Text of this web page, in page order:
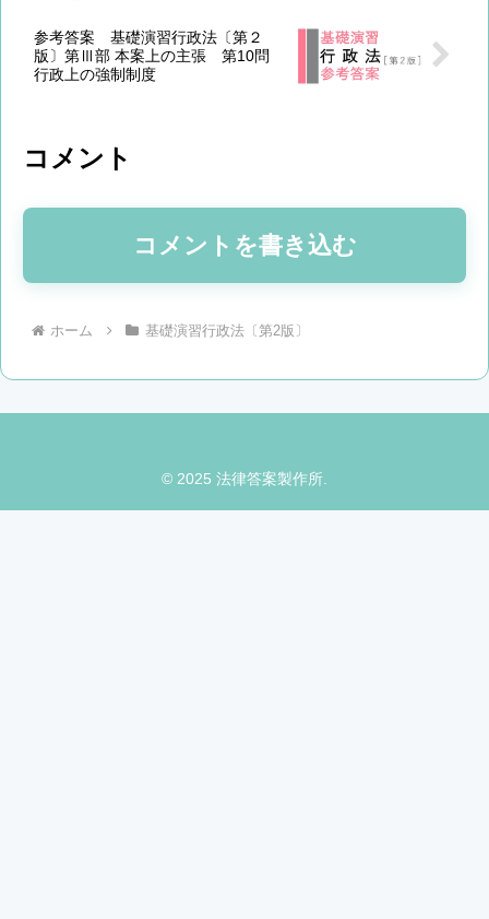
参考答案 基礎演習行政法〔第２
版〕第Ⅲ部 本案上の主張 第10問
行政上の強制制度
コメント
コメントを書き込む
ホーム 基礎演習行政法〔第2版〕
© 2025 法律答案製作所.